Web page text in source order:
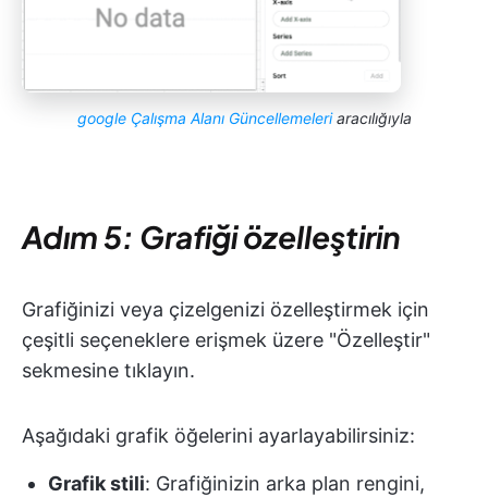
google Çalışma Alanı Güncellemeleriaracılığıyla
Adım 5: Grafiği özelleştirin
Grafiğinizi veya çizelgenizi özelleştirmek için
çeşitli seçeneklere erişmek üzere "Özelleştir"
sekmesine tıklayın.
Aşağıdaki grafik öğelerini ayarlayabilirsiniz:
Grafik stili: Grafiğinizin arka plan rengini,